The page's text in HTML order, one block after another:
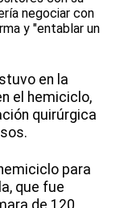
negociar con
y "entablar un
en la
el hemiciclo,
quirúrgica
para
que fue
de 120